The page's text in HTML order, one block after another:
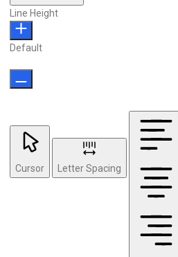
Line Height
Default
Cursor Letter Spacing